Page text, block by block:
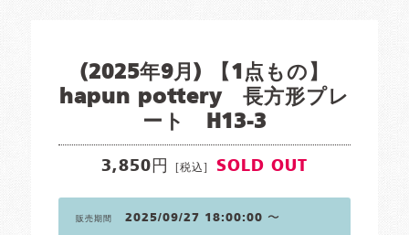
(2025年9月) 【1点もの】
hapun pottery 長方形プレ
ート H13-3
3,850円 [税込] SOLD OUT
販売期間 2025/09/27 18:00:00 〜